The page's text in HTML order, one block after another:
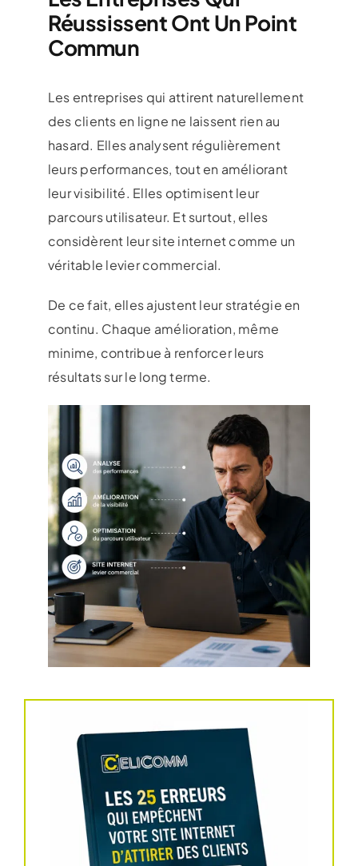
Réussissent Ont Un Point
Commun
Les entreprises qui attirent naturellement
des clients en ligne ne laissent rien au
hasard. Elles analysent régulièrement
leurs performances, tout en améliorant
leur visibilité. Elles optimisent leur
parcours utilisateur. Et surtout, elles
considèrent leur site internet comme un
véritable levier commercial.
De ce fait, elles ajustent leur stratégie en
continu. Chaque amélioration, même
minime, contribue à renforcer leurs
résultats sur le long terme.